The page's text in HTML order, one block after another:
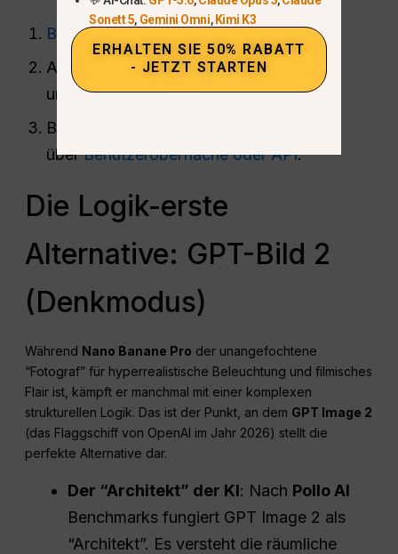
Bei AI Studio anmelden.
Aktivieren Sie eine kostenpflichtige API
unter Gemini Models.
Beginnen Sie mit der Erstellung
überBenutzeroberfläche oder API.
Die Logik-erste
Alternative: GPT-Bild 2
(Denkmodus)
Während Nano Banane Pro der unangefochtene
“Fotograf” für hyperrealistische Beleuchtung und filmisches
Flair ist, kämpft er manchmal mit einer komplexen
strukturellen Logik. Das ist der Punkt, an dem GPT Image 2
(das Flaggschiff von OpenAI im Jahr 2026) stellt die
perfekte Alternative dar.
Der “Architekt” der KI: Nach Pollo AI
Benchmarks fungiert GPT Image 2 als
“Architekt”. Es versteht die räumliche
Sonett 5, Gemini Omni,Kimi K3
ERHALTEN SIE 50% RABATT
- JETZT STARTEN